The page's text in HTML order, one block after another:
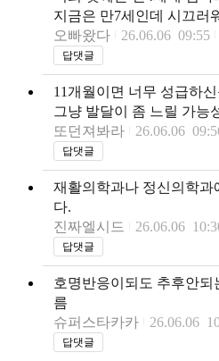
지금은 만7세인데 시끄러
오빠왔다
26.06.06 09:55
답댓글
11개월이면 너무 성급하
그냥 발달이 좀 느릴 가능
또던져봐라
26.06.06
답댓글
재활의학과나 정신의학과
다.
진짜엘시드
26.06.06
답댓글
호명반응이되도 추후안
름
슈퍼스타카카
26.06.06
답댓글